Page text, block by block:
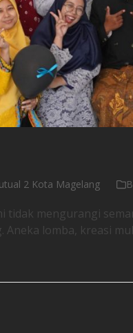
2 Kota Magelang
tidak mengurangi
Aneka lomba, kreasi